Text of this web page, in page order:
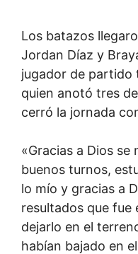
Los batazos
Jordan Díaz y
jugador de partido
quien anotó tres
cerró la jornada
«Gracias a Dios se
buenos turnos,
lo mío y gracias a
resultados que fue
dejarlo en el
habían bajado en